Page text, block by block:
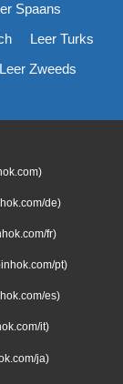
Spaans
Leer Turks
Leer Zweeds
de)
fr)
pt)
es)
it)
ja)